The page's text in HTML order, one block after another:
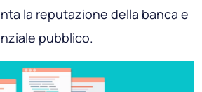
la reputazione della banca e
pubblico.